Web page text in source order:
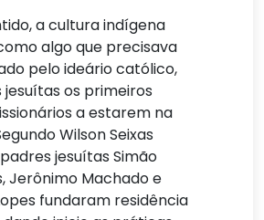
a cultura indígena
algo que precisava
pelo ideário católico,
jesuítas os primeiros
a estarem na
Wilson Seixas
jesuítas Simão
Jerônimo Machado e
fundaram residência